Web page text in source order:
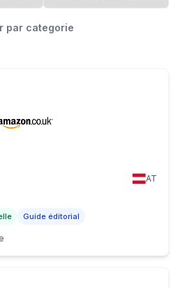
par categorie
AT
Guide éditorial